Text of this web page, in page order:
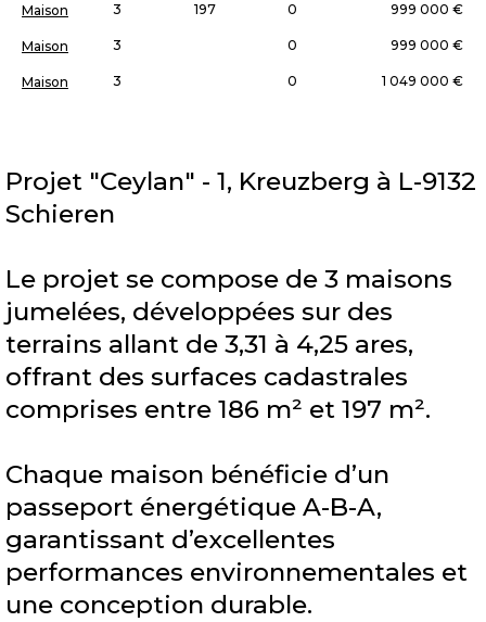
Maison 3 197 0 999 000 €
Maison 3 0 999 000 €
Maison 3 0 1 049 000 €
Projet "Ceylan" - 1, Kreuzberg à L-9132
Schieren
Le projet se compose de 3 maisons
jumelées, développées sur des
terrains allant de 3,31 à 4,25 ares,
offrant des surfaces cadastrales
comprises entre 186 m² et 197 m².
Chaque maison bénéficie d’un
passeport énergétique A-B-A,
garantissant d’excellentes
performances environnementales et
une conception durable.